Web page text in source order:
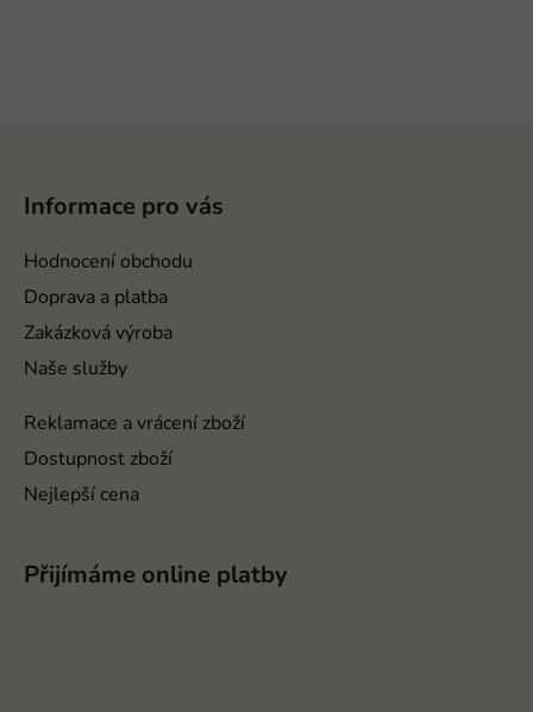
Informace pro vás
Hodnocení obchodu
Doprava a platba
Zakázková výroba
Naše služby
Reklamace a vrácení zboží
Dostupnost zboží
Nejlepší cena
Přijímáme online platby